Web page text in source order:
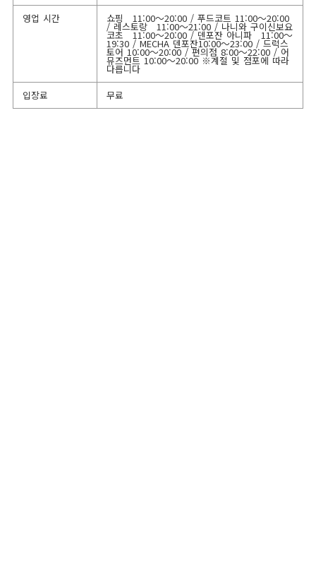
영업 시간
쇼핑 11:00～20:00 / 푸드코트 11:00～20:00
/ 레스토랑 11:00～21:00 / 나니와 구이신보요
코초 11:00～20:00 / 덴포잔 아니파 11:00～
19:30 / MECHA 덴포잔10:00～23:00 / 드럭스
토어 10:00～20:00 / 편의점 8:00～22:00 / 어
뮤즈먼트 10:00～20:00 ※계절 및 점포에 따라
다릅니다
입장료
무료